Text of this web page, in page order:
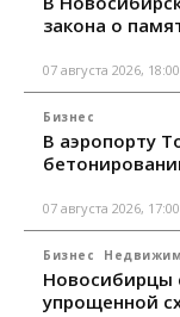
закона о
07 августа 2026, 18:00
Бизнес
В аэропорту
07 августа 2026, 17:00
Бизнес
Новосибирцы
упрощенной